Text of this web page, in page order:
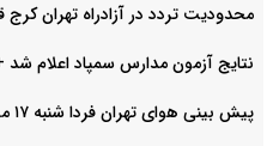
محدودیت تردد در آزادراه تهران کرج قزوین تا
نتایج آزمون مدارس سمپاد اعلام
پیش بینی هوای تهران فردا شنبه ۱۷ مرداد/ دما کاهشی می شود